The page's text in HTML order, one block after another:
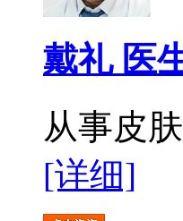
戴礼 医
从事皮
[详细]